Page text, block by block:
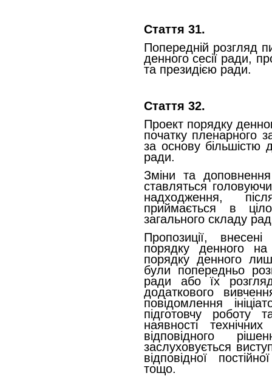
Стаття 31.
Попередній розгляд
денного сесії ради,
та президією ради.
Стаття 32.
Проект порядку
початку пленарного
за основу більшістю
ради.
Зміни та
ставляться
надходження,
приймається в
загального складу
Пропозиції,
порядку денного
порядку денного
були попередньо
ради або їх
додаткового
повідомлення
підготовчу роботу
наявності
відповідного
заслуховується
відповідної
тощо.